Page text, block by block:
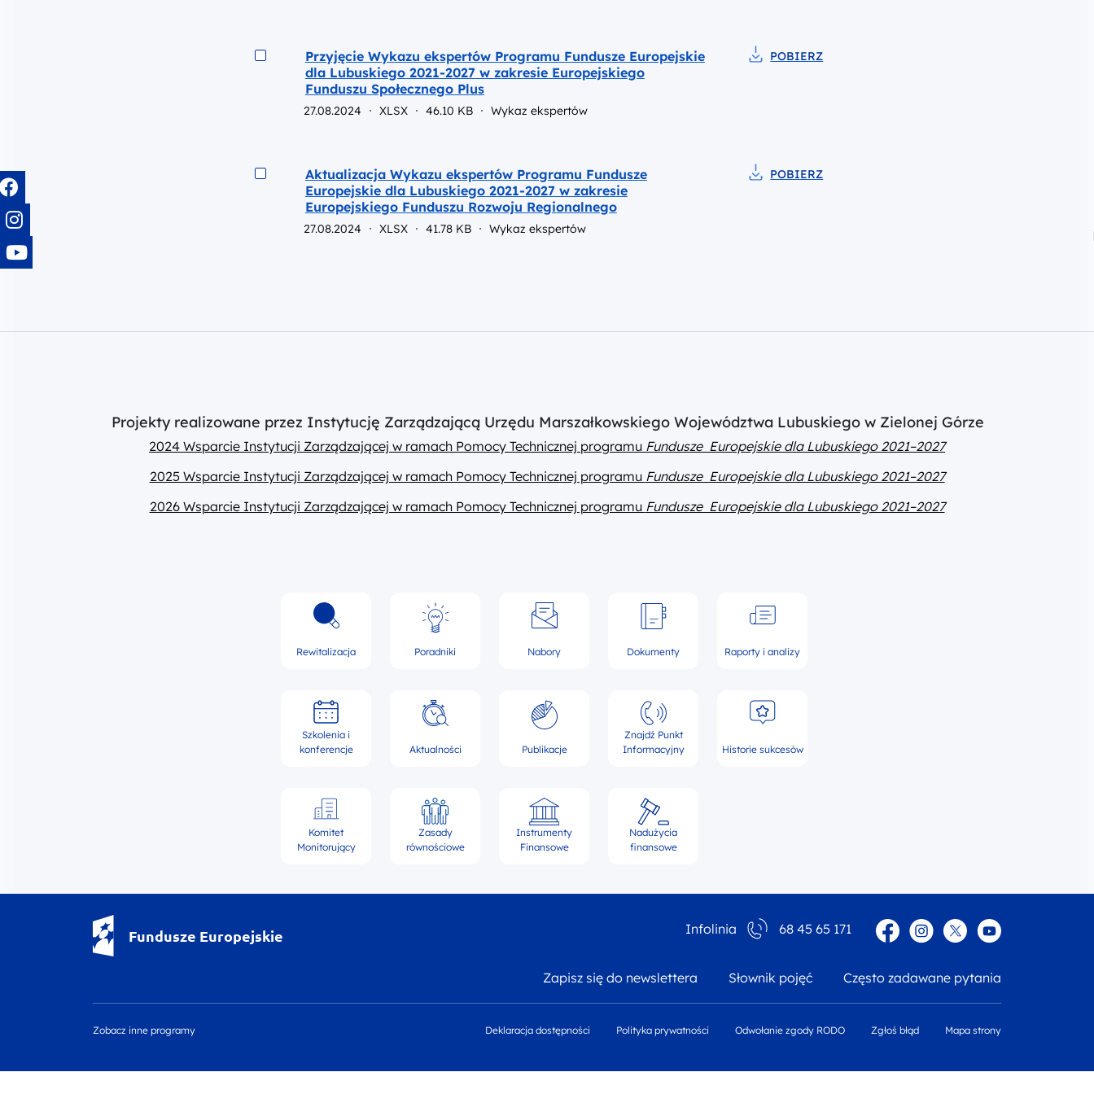
Podgląd
Przyjęcie Wykazu ekspertów Programu Fundusze Europejskie
dla Lubuskiego 2021-2027 w zakresie Europejskiego
Funduszu Społecznego Plus
POBIERZ
27.08.2024 XLSX 46.10 KB Wykaz ekspertów
Podgląd
Aktualizacja Wykazu ekspertów Programu Fundusze
Europejskie dla Lubuskiego 2021-2027 w zakresie
Europejskiego Funduszu Rozwoju Regionalnego
POBIERZ
27.08.2024 XLSX 41.78 KB Wykaz ekspertów
Projekty realizowane przez Instytucję Zarządzającą Urzędu Marszałkowskiego Województwa Lubuskiego w Zielonej Górze
2024 Wsparcie Instytucji Zarządzającej w ramach Pomocy Technicznej programu Fundusze Europejskie dla Lubuskiego 2021–2027
2025 Wsparcie Instytucji Zarządzającej w ramach Pomocy Technicznej programu Fundusze Europejskie dla Lubuskiego 2021–2027
2026 Wsparcie Instytucji Zarządzającej w ramach Pomocy Technicznej programu Fundusze Europejskie dla Lubuskiego 2021–2027
Rewitalizacja Poradniki Nabory Dokumenty Raporty i analizy
Szkolenia i
konferencje
Aktualności Publikacje
Znajdź Punkt
Informacyjny
Historie sukcesów
Komitet
Monitorujący
Zasady
równościowe
Instrumenty
Finansowe
Nadużycia
finansowe
Fundusze Europejskie Infolinia 68 45 65 171 FacebookInstagram
TwitterYouTube
Zapisz się do newslettera Słownik pojęć Często zadawane pytania
Zobacz inne programy Deklaracja dostępności Polityka prywatności Odwołanie zgody RODO Zgłoś błąd Mapa strony